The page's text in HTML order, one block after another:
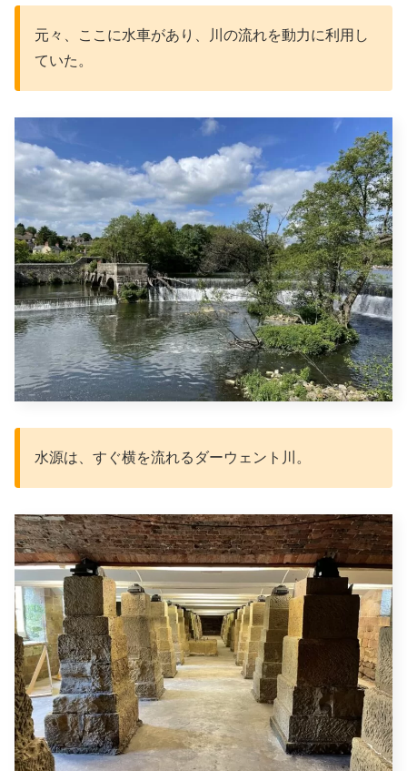
元々、ここに水車があり、川の流れを動力に利用し
ていた。
水源は、すぐ横を流れるダーウェント川。